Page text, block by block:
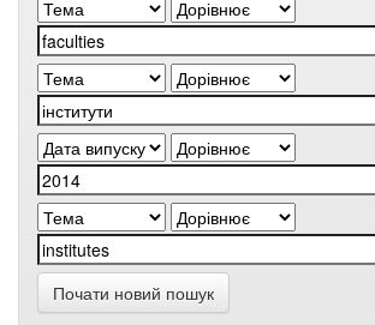
Почати новий пошук